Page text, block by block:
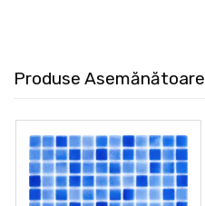
Produse Asemănătoare